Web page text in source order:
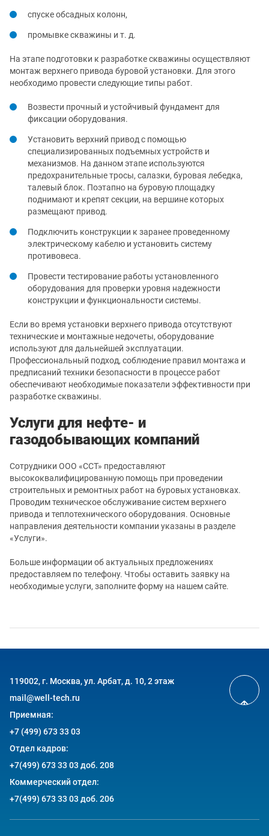
спуске обсадных колонн,
промывке скважины и т. д.
На этапе подготовки к разработке скважины осуществляют
монтаж верхнего привода буровой установки. Для этого
необходимо провести следующие типы работ.
Возвести прочный и устойчивый фундамент для
фиксации оборудования.
Установить верхний привод с помощью
специализированных подъемных устройств и
механизмов. На данном этапе используются
предохранительные тросы, салазки, буровая лебедка,
талевый блок. Поэтапно на буровую площадку
поднимают и крепят секции, на вершине которых
размещают привод.
Подключить конструкции к заранее проведенному
электрическому кабелю и установить систему
противовеса.
Провести тестирование работы установленного
оборудования для проверки уровня надежности
конструкции и функциональности системы.
Если во время установки верхнего привода отсутствуют
технические и монтажные недочеты, оборудование
используют для дальнейшей эксплуатации.
Профессиональный подход, соблюдение правил монтажа и
предписаний техники безопасности в процессе работ
обеспечивают необходимые показатели эффективности при
разработке скважины.
Услуги для нефте- и
газодобывающих компаний
Сотрудники ООО «ССТ» предоставляют
высококвалифицированную помощь при проведении
строительных и ремонтных работ на буровых установках.
Проводим техническое обслуживание систем верхнего
привода и теплотехнического оборудования. Основные
направления деятельности компании указаны в разделе
«Услуги».
Больше информации об актуальных предложениях
предоставляем по телефону. Чтобы оставить заявку на
необходимые услуги, заполните форму на нашем сайте.
119002, г. Москва, ул. Арбат, д. 10, 2 этаж
mail@well-tech.ru
Приемная:
+7 (499) 673 33 03
Отдел кадров:
+7(499) 673 33 03 доб. 208
Коммерческий отдел:
+7(499) 673 33 03 доб. 206